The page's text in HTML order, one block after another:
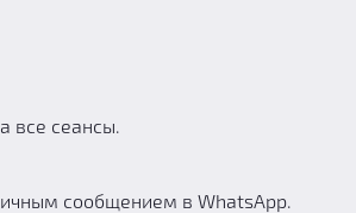
все сеансы.
сообщением в WhatsApp.